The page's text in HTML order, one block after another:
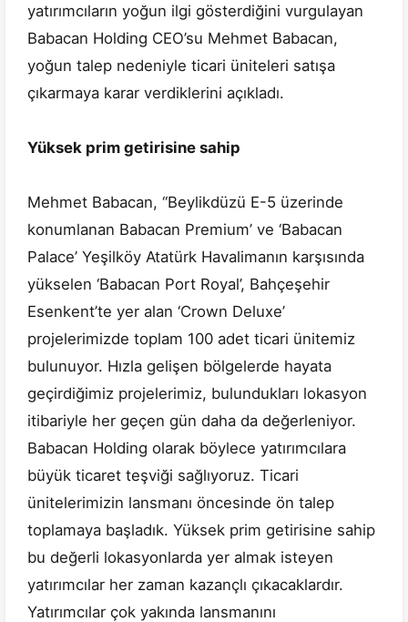
yatırımcıların yoğun ilgi gösterdiğini vurgulayan
Babacan Holding CEO’su Mehmet Babacan,
yoğun talep nedeniyle ticari üniteleri satışa
çıkarmaya karar verdiklerini açıkladı.
Yüksek prim getirisine sahip
Mehmet Babacan, “Beylikdüzü E-5 üzerinde
konumlanan Babacan Premium’ ve ‘Babacan
Palace’ Yeşilköy Atatürk Havalimanın karşısında
yükselen ‘Babacan Port Royal’, Bahçeşehir
Esenkent’te yer alan ‘Crown Deluxe’
projelerimizde toplam 100 adet ticari ünitemiz
bulunuyor. Hızla gelişen bölgelerde hayata
geçirdiğimiz projelerimiz, bulundukları lokasyon
itibariyle her geçen gün daha da değerleniyor.
Babacan Holding olarak böylece yatırımcılara
büyük ticaret teşviği sağlıyoruz. Ticari
ünitelerimizin lansmanı öncesinde ön talep
toplamaya başladık. Yüksek prim getirisine sahip
bu değerli lokasyonlarda yer almak isteyen
yatırımcılar her zaman kazançlı çıkacaklardır.
Yatırımcılar çok yakında lansmanını